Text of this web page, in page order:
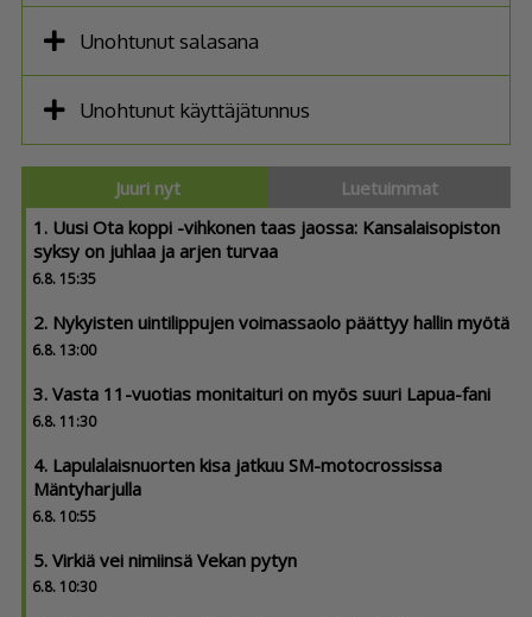
Unohtunut salasana
Unohtunut käyttäjätunnus
Juuri nyt
Luetuimmat
1. Uusi Ota koppi -vihkonen taas jaossa: Kansa­lai­so­piston
syksy on juhlaa ja arjen turvaa
6.8. 15:35
2. Nykyisten uintilippujen voimassaolo päättyy hallin myötä
6.8. 13:00
3. Vasta 11-vuotias monitaituri on myös suuri Lapua-fani
6.8. 11:30
4. Lapula­lais­nuorten kisa jatkuu SM-motocrossissa
Mäntyharjulla
6.8. 10:55
5. Virkiä vei nimiinsä Vekan pytyn
6.8. 10:30